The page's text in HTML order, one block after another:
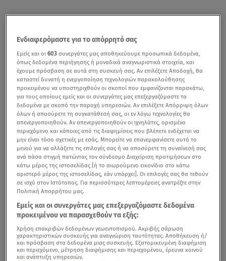
Ενδιαφερόμαστε για το απόρρητό σας
Εμείς και οι603 συνεργάτες μας αποθηκεύουμε προσωπικά δεδομένα,
όπως δεδομένα περιήγησης ή μοναδικά αναγνωριστικά στοιχεία, και
έχουμε πρόσβαση σε αυτά στη συσκευή σας. Αν επιλέξετε Αποδοχή, θα
καταστεί δυνατή η ενεργοποίηση τεχνολογιών παρακολούθησης
προκειμένου να υποστηριχθούν οι σκοποί που εμφανίζονται παρακάτω,
για τους οποίους εμείς και οι συνεργάτες μας επεξεργαζόμαστε τα
δεδομένα με σκοπό την παροχή υπηρεσιών. Αν επιλέξετε Απόρριψη όλων
όλων ή αποσύρετε τη συγκατάθεσή σας, οι εν λόγω τεχνολογίες θα
απενεργοποιηθούν. Αν απενεργοποιηθούν οι ιχνηλάτες, ορισμένο
περιεχόμενο και κάποιες από τις διαφημίσεις που βλέπετε ενδέχεται να
μην είναι τόσο σχετικές με εσάς. Μπορείτε να επανεμφανίσετε αυτό το
μενού για να αλλάξετε τις επιλογές σας ή να αποσύρετε τη συναίνεσή σας
ανά πάσα στιγμή πατώντας τον σύνδεσμο Διαχείριση προτιμήσεων στο
κάτω μέρος της ιστοσελίδας [ή το αιωρούμενο εικονίδιο στο κάτω
αριστερό μέρος της ιστοσελίδας, εάν υπάρχει]. Οι επιλογές σας θα τεθούν
σε ισχύ στον Ιστότοπος. Για περισσότερες λεπτομέρειες ανατρέξτε στην
Πολιτική Απορρήτου μας.
Εμείς και οι συνεργάτες μας επεξεργαζόμαστε δεδομένα
προκειμένου να παρασχεθούν τα εξής:
Χρήση επακριβών δεδομένων γεωεντοπισμού. Ακριβής σάρωση
χαρακτηριστικών συσκευής για αναγνώριση ταυτότητας. Αποθήκευση ή/
και πρόσβαση στα δεδομένα μιας συσκευής. Εξατομικευμένη διαφήμιση
και περιεχόμενο, μέτρηση διαφήμισης και περιεχομένου, έρευνα κοινού
και ανάπτυξη υπηρεσιών.